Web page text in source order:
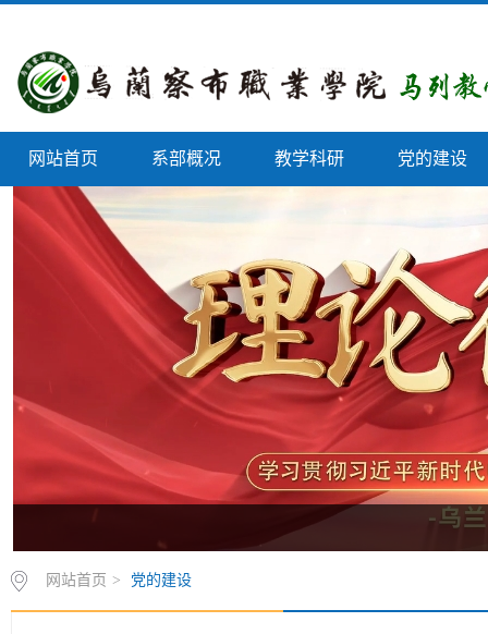
网站首页 系部概况 教学科研 党的建设
网站首页 > 党的建设